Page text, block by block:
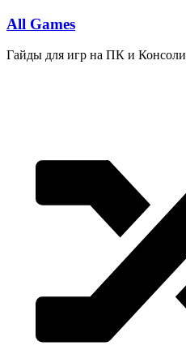
Перейти
содержимому
All Games
Гайды для игр на ПК и Консоли